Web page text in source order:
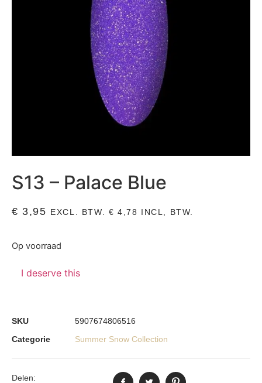
S13 – Palace Blue
€ 3,95 EXCL. BTW. € 4,78 INCL, BTW.
Op voorraad
I deserve this
SKU
5907674806516
Categorie
Summer Snow Collection
Delen: